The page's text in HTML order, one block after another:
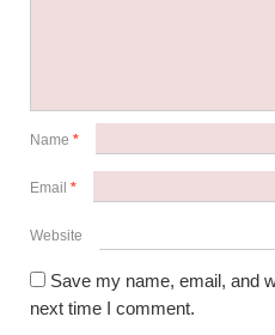
Name *
Email *
Website
Save my name, email, and
next time I comment.